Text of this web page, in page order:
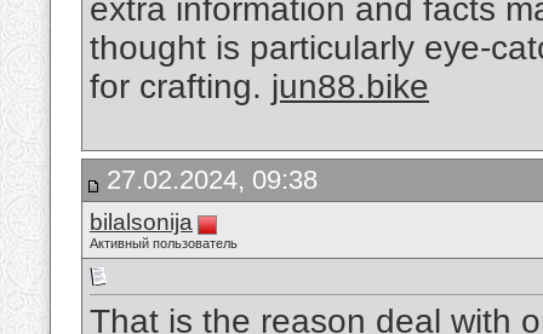
extra information and facts
thought is particularly eye-
for crafting. jun88.bike
27.02.2024, 09:38
bilalsonija
Активный пользователь
That is the reason deal with